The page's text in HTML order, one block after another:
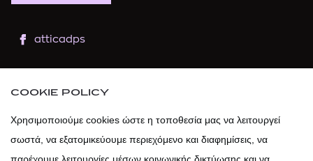
atticadps
atticadps
COOKIE POLICY
Χρησιμοποιούμε cookies ώστε η τοποθεσία μας να λειτουργεί
σωστά, να εξατομικεύουμε περιεχόμενο και διαφημίσεις, να